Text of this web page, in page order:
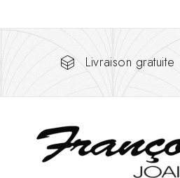
Livraison gratuite